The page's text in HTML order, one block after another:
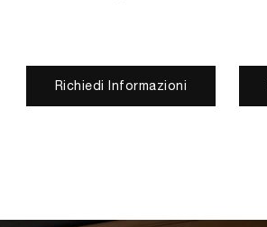
Richiedi Informazioni